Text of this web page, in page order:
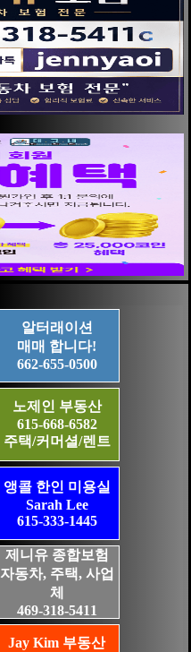
알터래이션
매매 합니다!
662-655-0500
노제인 부동산
615-668-6582
주택/커머셜/렌트
앵콜 한인 미용실
Sarah Lee
615-333-1445
제니유 종합보험
자동차, 주택, 사업
체
469-318-5411
Jay Kim 부동산